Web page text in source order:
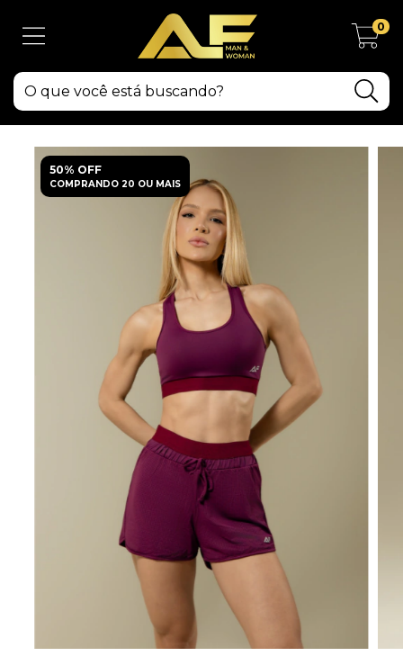
0
50% OFF
COMPRANDO 20 OU MAIS